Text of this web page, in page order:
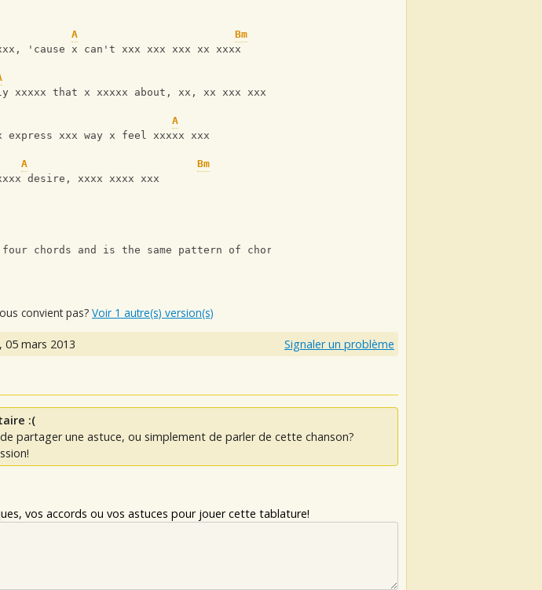
A Bm
'cause x can't xxx xxx xxx xx xxxx
xxxxx that x xxxxx about, xx, xx xxx xxx xxx xxxx
A
express xxx way x feel xxxxx xxx
A Bm
desire, xxxx xxxx xxx
chords and is the same pattern of chords throughout the rest of the song. I
convient pas? Voir 1 autre(s) version(s)
, 05 mars 2013 Signaler un problème
:(
partager une astuce, ou simplement de parler de cette chanson?
vos accords ou vos astuces pour jouer cette tablature!